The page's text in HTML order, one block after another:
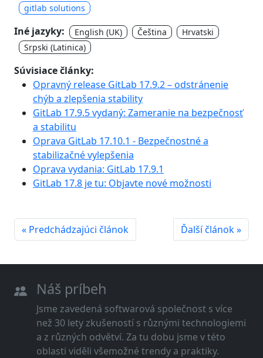
gitlab solutions
Iné jazyky: English (UK) Čeština
Hrvatski
Srpski (Latinica)
Súvisiace články:
Opravný release GitLab 17.9.2 – odstránenie
chýb a zlepšenia stability
GitLab 17.9.5 vydaný: Zameranie na bezpečnosť
a stabilitu
Oprava GitLab 17.10.1 - Bezpečnostné a
stabilizačné vylepšenia
Oprava vydania: GitLab 17.9.1
GitLab 17.8 je tu: Objavte nové možnosti
« Predchádzajúci článok Ďalší článok »
Náš príbeh
Jsme zavedená softwarová společnost s více
než 30 lety zkušeností s různými technologiemi
a z různých odvětví. Za tu dobu jsme v této
oblasti viděli všemožné trendy a praktiky.